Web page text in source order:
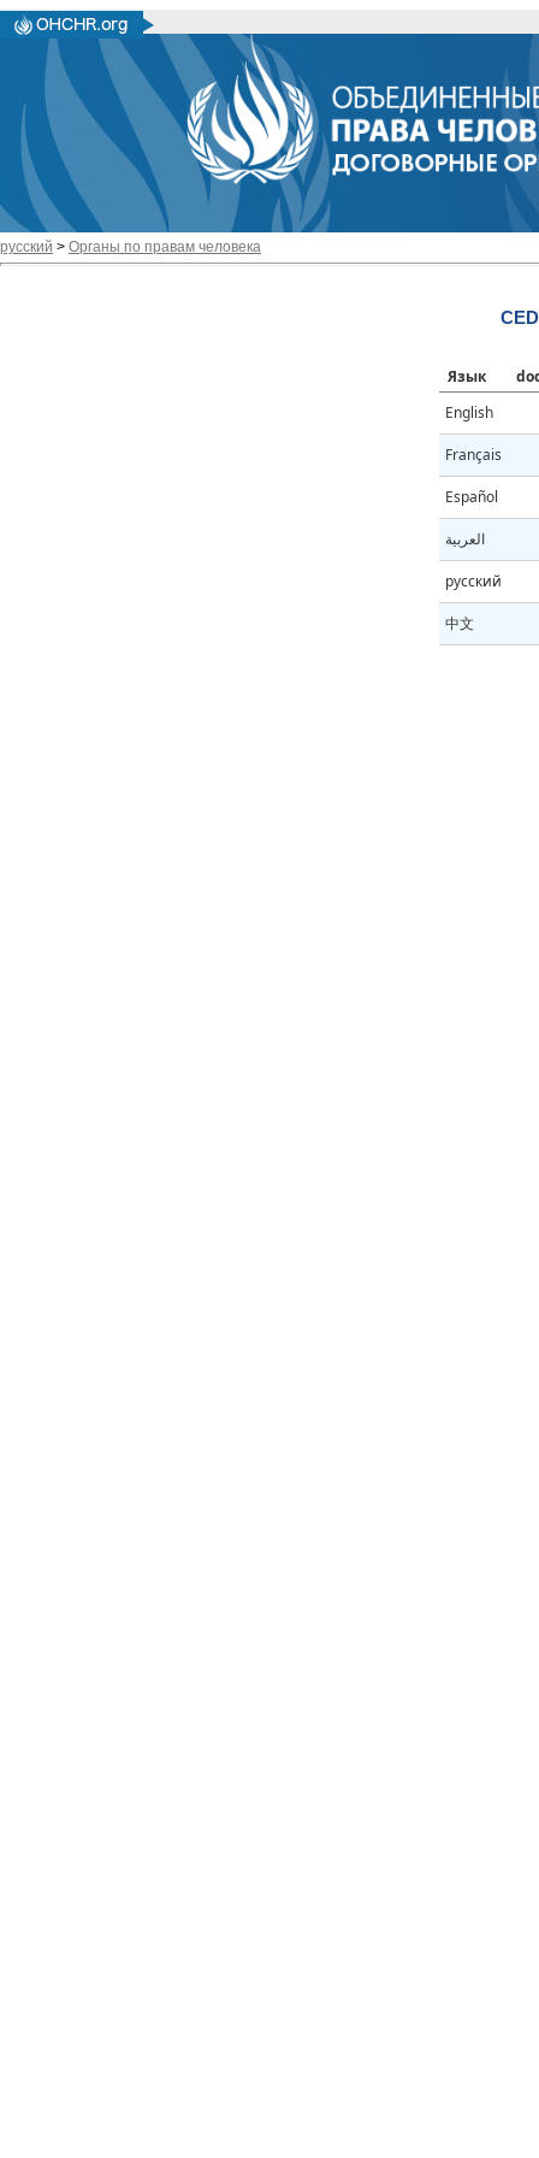
русский > Органы по правам человека
Язык
English
Français
Español
العربية
русский
中文